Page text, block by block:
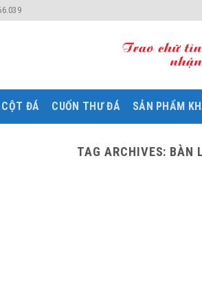
CỘT ĐÁ CUỐN THƯ ĐÁ SẢN PHẨM
TAG ARCHIVES: BÀN